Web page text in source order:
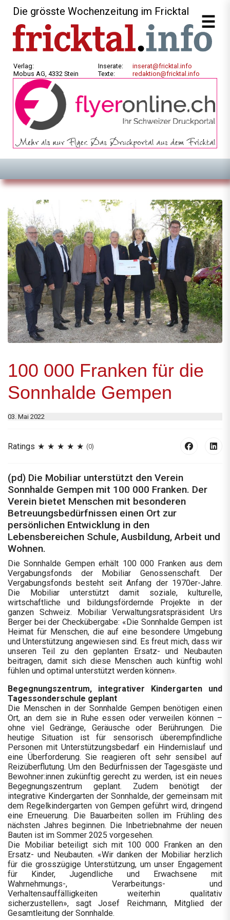
Die grösste Wochenzeitung im Fricktal
Verlag:
Mobus AG, 4332 Stein
Inserate:
Texte:
inserat@fricktal.info
redaktion@fricktal.info
100 000 Franken für die
Sonnhalde Gempen
03. Mai 2022
Ratings (0)
(pd) Die Mobiliar unterstützt den Verein
Sonnhalde Gempen mit 100 000 Franken. Der
Verein bietet Menschen mit besonderen
Betreuungsbedürfnissen einen Ort zur
persönlichen Entwicklung in den
Lebensbereichen Schule, Ausbildung, Arbeit und
Wohnen.
Die Sonnhalde Gempen erhält 100 000 Franken aus dem
Vergabungsfonds der Mobiliar Genossenschaft. Der
Vergabungsfonds besteht seit Anfang der 1970er-Jahre.
Die Mobiliar unterstützt damit soziale, kulturelle,
wirtschaftliche und bildungsfördernde Projekte in der
ganzen Schweiz. Mobiliar Verwaltungsratspräsident Urs
Berger bei der Checkübergabe: «Die Sonnhalde Gempen ist
Heimat für Menschen, die auf eine besondere Umgebung
und Unterstützung angewiesen sind. Es freut mich, dass wir
unseren Teil zu den geplanten Ersatz- und Neubauten
beitragen, damit sich diese Menschen auch künftig wohl
fühlen und optimal unterstützt werden können».
Begegnungszentrum, integrativer Kindergarten und
Tagessonderschule geplant
Die Menschen in der Sonnhalde Gempen benötigen einen
Ort, an dem sie in Ruhe essen oder verweilen können –
ohne viel Gedränge, Geräusche oder Berührungen. Die
heutige Situation ist für sensorisch überempfindliche
Personen mit Unterstützungsbedarf ein Hindernislauf und
eine Überforderung. Sie reagieren oft sehr sensibel auf
Reizüberflutung. Um den Bedürfnissen der Tagesgäste und
Bewohner:innen zukünftig gerecht zu werden, ist ein neues
Begegnungszentrum geplant. Zudem benötigt der
integrative Kindergarten der Sonnhalde, der gemeinsam mit
dem Regelkindergarten von Gempen geführt wird, dringend
eine Erneuerung. Die Bauarbeiten sollen im Frühling des
nächsten Jahres beginnen. Die Inbetriebnahme der neuen
Bauten ist im Sommer 2025 vorgesehen.
Die Mobiliar beteiligt sich mit 100 000 Franken an den
Ersatz- und Neubauten. «Wir danken der Mobiliar herzlich
für die grosszügige Unterstützung, um unser Engagement
für Kinder, Jugendliche und Erwachsene mit
Wahrnehmungs-, Verarbeitungs- und
Verhaltensauffälligkeiten weiterhin qualitativ
sicherzustellen», sagt Josef Reichmann, Mitglied der
Gesamtleitung der Sonnhalde.